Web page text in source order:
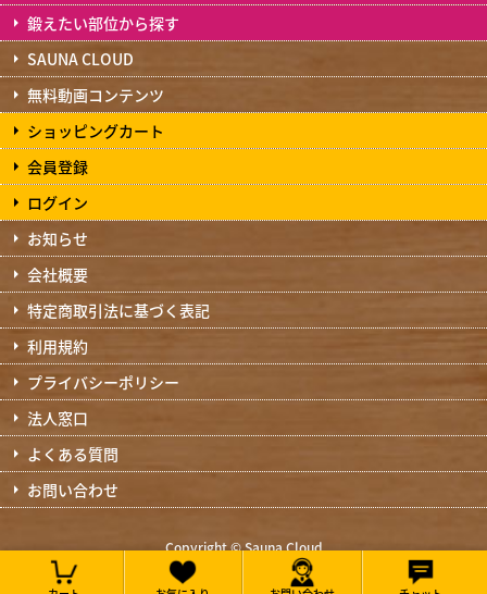
鍛えたい部位から探す
SAUNA CLOUD
無料動画コンテンツ
ショッピングカート
会員登録
ログイン
お知らせ
会社概要
特定商取引法に基づく表記
利用規約
プライバシーポリシー
法人窓口
よくある質問
お問い合わせ
Copyright © Sauna Cloud
All Rights Reserved.